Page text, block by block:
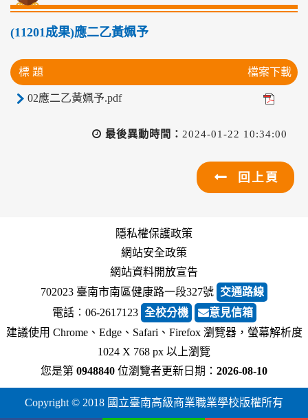
(11201成果)應二乙黃姵予
標 題 檔案下載
02應二乙黃姵予.pdf
最後異動時間： 2024-01-22 10:34:00
回上頁
隱私權保護政策
網站安全政策
網站資料開放宣告
702023 臺南市南區健康路一段327號 交通路線
電話︰06-2617123 全校分機
意見信箱
建議使用 Chrome、Edge、Safari、Firefox 瀏覽器，螢幕解析度
1024 X 768 px 以上瀏覽
您是第 0948840 位瀏覽者更新日期： 2026-08-10
Copyright © 2018 國立臺南高級商業職業學校版權所有